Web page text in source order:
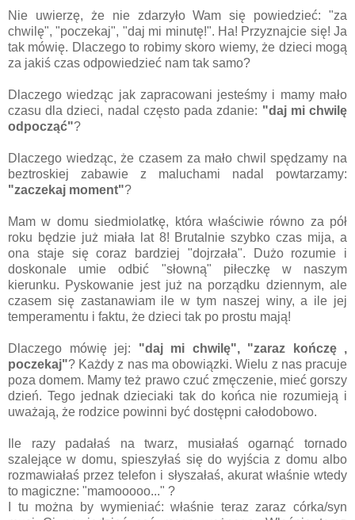
Nie uwierzę, że nie zdarzyło Wam się powiedzieć: "za
chwilę", "poczekaj", "daj mi minutę!". Ha! Przyznajcie się! Ja
tak mówię. Dlaczego to robimy skoro wiemy, że dzieci mogą
za jakiś czas odpowiedzieć nam tak samo?
Dlaczego wiedząc jak zapracowani jesteśmy i mamy mało
czasu dla dzieci, nadal często pada zdanie: "daj mi chwilę
odpocząć"?
Dlaczego wiedząc, że czasem za mało chwil spędzamy na
beztroskiej zabawie z maluchami nadal powtarzamy:
"zaczekaj moment"?
Mam w domu siedmiolatkę, która właściwie równo za pół
roku będzie już miała lat 8! Brutalnie szybko czas mija, a
ona staje się coraz bardziej "dojrzała". Dużo rozumie i
doskonale umie odbić "słowną" piłeczkę w naszym
kierunku. Pyskowanie jest już na porządku dziennym, ale
czasem się zastanawiam ile w tym naszej winy, a ile jej
temperamentu i faktu, że dzieci tak po prostu mają!
Dlaczego mówię jej: "daj mi chwilę", "zaraz kończę ,
poczekaj"? Każdy z nas ma obowiązki. Wielu z nas pracuje
poza domem. Mamy też prawo czuć zmęczenie, mieć gorszy
dzień. Tego jednak dzieciaki tak do końca nie rozumieją i
uważają, że rodzice powinni być dostępni całodobowo.
Ile razy padałaś na twarz, musiałaś ogarnąć tornado
szalejące w domu, spieszyłaś się do wyjścia z domu albo
rozmawiałaś przez telefon i słyszałaś, akurat właśnie wtedy
to magiczne: "mamooooo..." ?
I tu można by wymieniać: właśnie teraz zaraz córka/syn